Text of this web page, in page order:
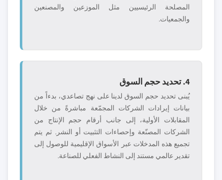
المصلحة الرئيسيين مثل الموزعين والمصنعين
والجمعيات.
4. تحديد حجم السوق
يُبنى تحديد حجم السوق لدينا على نهج تصاعدي، بدءاً من
بيانات إيرادات الشركات المجمّعة مباشرةً من خلال
المقابلات الأولية، إلى جانب أرقام حجم الإنتاج من
الشركات المصنّعة وإحصاءات التثبيت أو النشر. ثم يتم
تجميع هذه المدخلات عبر الأسواق الإقليمية للوصول إلى
تقدير عالمي مستند إلى النشاط الفعلي للصناعة.